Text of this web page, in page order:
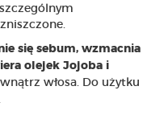
się sebum, wzmacnia
olejek Jojoba i
włosa. Do użytku